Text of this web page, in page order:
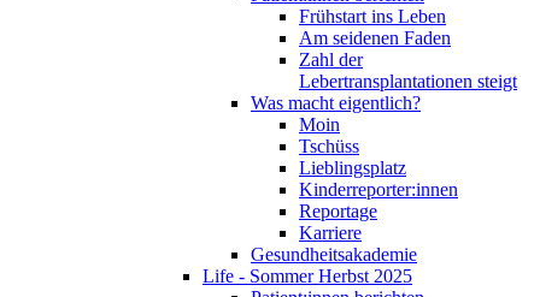
Frühstart ins Leben
Am seidenen Faden
Zahl der
Lebertransplantationen steigt
Was macht eigentlich?
Moin
Tschüss
Lieblingsplatz
Kinderreporter:innen
Reportage
Karriere
Gesundheitsakademie
Life - Sommer Herbst 2025